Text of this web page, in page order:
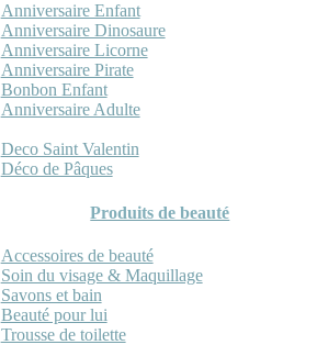
Anniversaire Enfant
Anniversaire Dinosaure
Anniversaire Licorne
Anniversaire Pirate
Bonbon Enfant
Anniversaire Adulte
Deco Saint Valentin
Déco de Pâques
Produits de beauté
Accessoires de beauté
Soin du visage & Maquillage
Savons et bain
Beauté pour lui
Trousse de toilette